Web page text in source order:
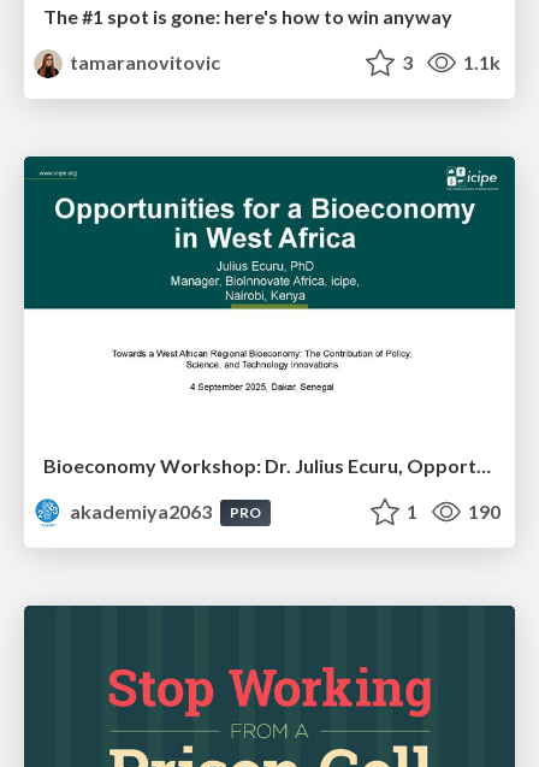
The #1 spot is gone: here's how to win anyway
tamaranovitovic
3 1.1k
Bioeconomy Workshop: Dr. Julius Ecuru, Opportunities for a Bioeconomy in West Africa
akademiya2063
PRO 1 190